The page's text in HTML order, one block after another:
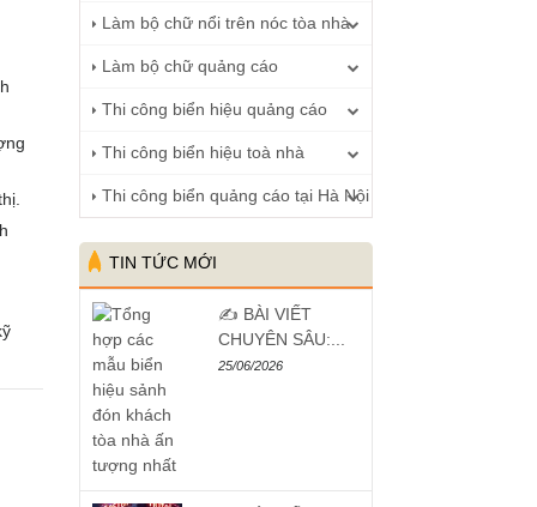
Làm bộ chữ nổi trên nóc tòa nhà
Làm bộ chữ quảng cáo
Thi công biển hiệu quảng cáo
Thi công biển hiệu toà nhà
Thi công biển quảng cáo tại Hà Nội
TIN TỨC MỚI
✍️ BÀI VIẾT
CHUYÊN SÂU:...
25/06/2026